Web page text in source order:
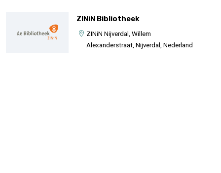
ZINiN Bibliotheek
ZINiN Nijverdal, Willem
Alexanderstraat, Nijverdal, Nederland